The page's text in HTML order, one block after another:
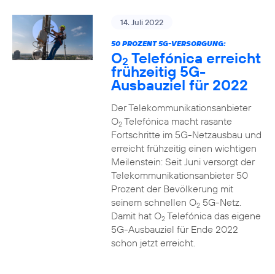
14. Juli 2022
50 PROZENT 5G-VERSORGUNG:
O2 Telefónica erreicht
frühzeitig 5G-
Ausbauziel für 2022
Der Telekommunikationsanbieter
O2Telefónica macht rasante
Fortschritte im 5G-Netzausbau und
erreicht frühzeitig einen wichtigen
Meilenstein: Seit Juni versorgt der
Telekommunikationsanbieter 50
Prozent der Bevölkerung mit
seinem schnellen O25G-Netz.
Damit hat O2Telefónica das eigene
5G-Ausbauziel für Ende 2022
schon jetzt erreicht.